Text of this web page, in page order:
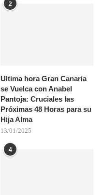
2
Ultima hora Gran Canaria
se Vuelca con Anabel
Pantoja: Cruciales las
Próximas 48 Horas para su
Hija Alma
13/01/2025
4